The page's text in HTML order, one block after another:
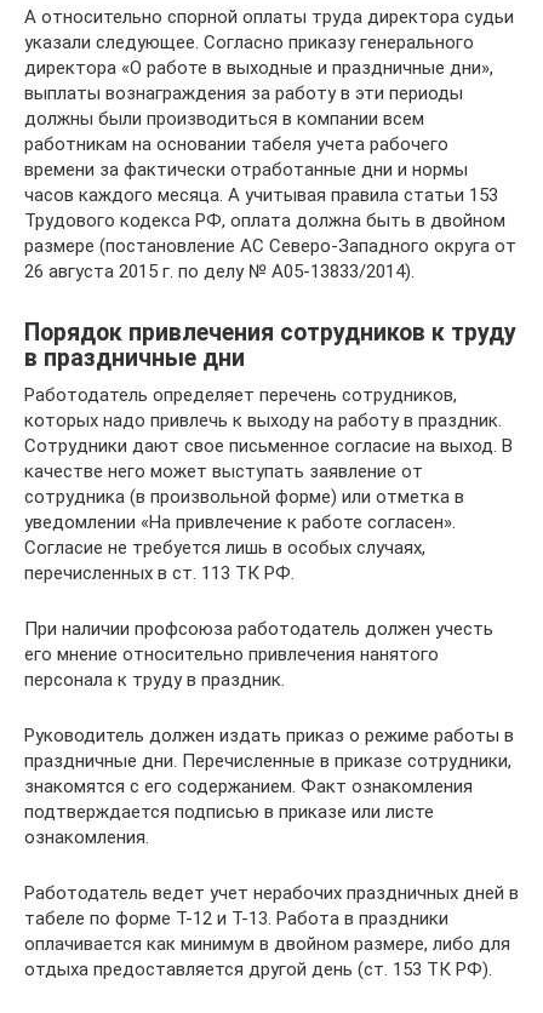
А относительно спорной оплаты труда директора судьи
указали следующее. Согласно приказу генерального
директора «О работе в выходные и праздничные дни»,
выплаты вознаграждения за работу в эти периоды
должны были производиться в компании всем
работникам на основании табеля учета рабочего
времени за фактически отработанные дни и нормы
часов каждого месяца. А учитывая правила статьи 153
Трудового кодекса РФ, оплата должна быть в двойном
размере (постановление АС Северо-Западного округа от
26 августа 2015 г. по делу № А05-13833/2014).
Порядок привлечения сотрудников к труду
в праздничные дни
Работодатель определяет перечень сотрудников,
которых надо привлечь к выходу на работу в праздник.
Сотрудники дают свое письменное согласие на выход. В
качестве него может выступать заявление от
сотрудника (в произвольной форме) или отметка в
уведомлении «На привлечение к работе согласен».
Согласие не требуется лишь в особых случаях,
перечисленных в ст. 113 ТК РФ.
При наличии профсоюза работодатель должен учесть
его мнение относительно привлечения нанятого
персонала к труду в праздник.
Руководитель должен издать приказ о режиме работы в
праздничные дни. Перечисленные в приказе сотрудники,
знакомятся с его содержанием. Факт ознакомления
подтверждается подписью в приказе или листе
ознакомления.
Работодатель ведет учет нерабочих праздничных дней в
табеле по форме Т-12 и Т-13. Работа в праздники
оплачивается как минимум в двойном размере, либо для
отдыха предоставляется другой день (ст. 153 ТК РФ).